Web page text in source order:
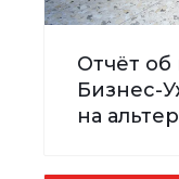
Отчёт об
Бизнес-
на